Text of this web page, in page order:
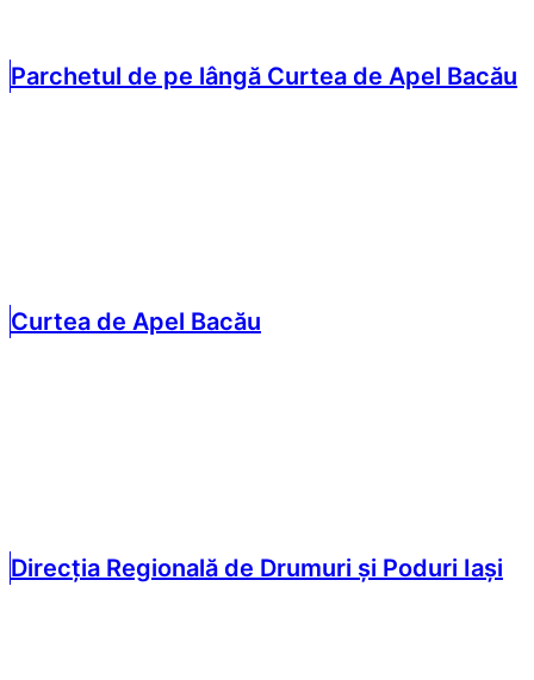
Parchetul de pe lângă Curtea de Apel Bacău
Curtea de Apel Bacău
Direcția Regională de Drumuri și Poduri Iași